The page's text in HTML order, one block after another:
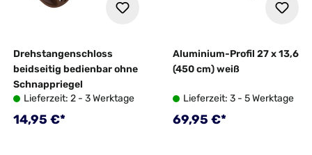
Drehstangenschloss
beidseitig bedienbar ohne
Schnappriegel
Lieferzeit: 2 - 3 Werktage
Regulärer Preis:
14,95 €*
Aluminium-Profil 27 x 13,6
(450 cm) weiß
Lieferzeit: 3 - 5 Werktage
Regulärer Preis:
69,95 €*